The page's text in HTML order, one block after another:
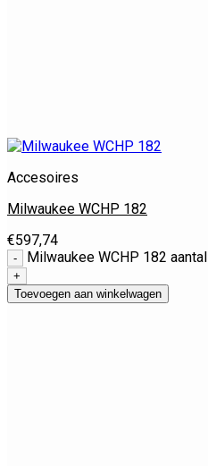
Accesoires
Milwaukee WCHP 182
€597,74
Milwaukee WCHP 182 aantal
Toevoegen aan winkelwagen